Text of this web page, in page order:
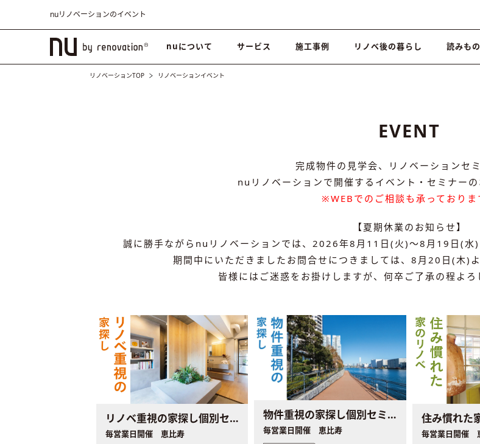
nuリノベーションのイベント
nuについて サービス 施工事例 リノベ後の暮らし 読みもの
リノベーションTOP リノベーションイベント
EVENT
完成物件の見学会、リノベーションセ
nuリノベーションで開催するイベント・セミナーの
※WEBでのご相談も承っておりま
【夏期休業のお知らせ】
誠に勝手ながらnuリノベーションでは、2026年8月11日(火)～8月19日(水)
期間中にいただきましたお問合せにつきましては、8月20日(木)
皆様にはご迷惑をお掛けしますが、何卒ご了承の程よろ
リノベ重視の家探し個別セミナー
毎営業日開催 恵比寿
物件重視の家探し個別セミナー
毎営業日開催 恵比寿 毎営業日開催